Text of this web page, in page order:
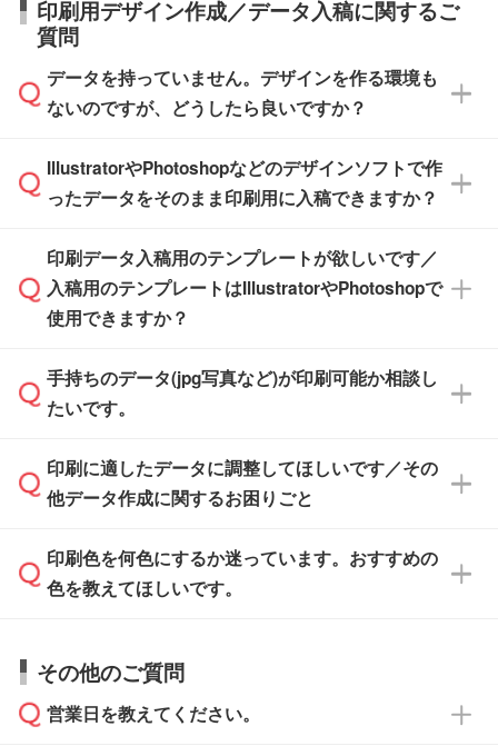
ル」に注文予定日をご入力いただくと、おおよ
その締切日や出荷目安をご確認いただけます。
品が決まりましたらお早めのご発注をお願いい
たします。
※土日祝日を除く営業日換算です。
※沖縄・離島は追加日数がかかります。
す。>>対象商品はこちら
※最短出荷日は商品によって異なります。各商
品ページにてご確認ください
す。(白箱、化粧箱、ブリスターパックなど)
【袋入り】 商品がひとつずつ袋に入っていま
す。(透明袋、デザイン袋など)
【個包装なし】 個包装がされていない状態で
※化粧箱から白箱への入れ替えや、オリジナル
箱の作成は原則承っておりません。
直接納品は行っておりませんので予めご了承く
ださい。
印刷用デザイン作成／データ入稿に関するご
質問
データを持っていません。デザインを作る環境も
ないのですが、どうしたら良いですか？
無料の「デザインシミュレーター」を使えば、
PCやスマホから簡単にデザインを作成できま
ザインソフトがなくても安心です。
また、「データ作成サービス
せいただければ、弊社にて無料でデザインデー
タを1点作成いたします。
IllustratorやPhotoshopなどのデザインソフトで作
ったデータをそのまま印刷用に入稿できますか？
IllustratorやPhotoshop、CLIP STUDIOなどのデ
ザインソフトでこだわりのデザインを作成した
い方は、完全データ入稿
積・ご注文フォームにアップロードしてご入稿
ください。
ご入稿後は経験豊富なスタッフがデータに不備
がないかチェックし、お客様と確認してから印
刷に進みますので、ご安心ください。
印刷データ入稿用のテンプレートが欲しいです／
入稿用のテンプレートはIllustratorやPhotoshopで
使用できますか？
一部商品は入稿用テンプレートのご用意があり
ます。各商品ページの『印刷方法・テンプレー
入稿用のテンプレートはPDF形式ですが、
IllustratorやPhotoshopで開いてご利用いただけ
方」をご確認ください。
手持ちのデータ(jpg写真など)が印刷可能か相談し
たいです。
印刷に適したデータ・解像度かどうか、担当ス
タッフが事前に確認いたします。
ムへ添付いただくか、担当スタッフ宛にメール
でお送りください。
い合わせください。
なお、印刷用データの作り方に関する詳細は、
印刷に適したデータに調整してほしいです／その
他データ作成に関するお困りごと
データ作成でお困りの際には、担当スタッフが
サポートいたしますのでお気軽にご相談くださ
から添付してお送りください。
印刷色を何色にするか迷っています。おすすめの
色を教えてほしいです。
お見積・ご注文・
相談いただきますと、担当スタッフがお客様の
ご希望や商品の本体色を確認し、印刷色をご提
その他のご質問
営業日を教えてください。